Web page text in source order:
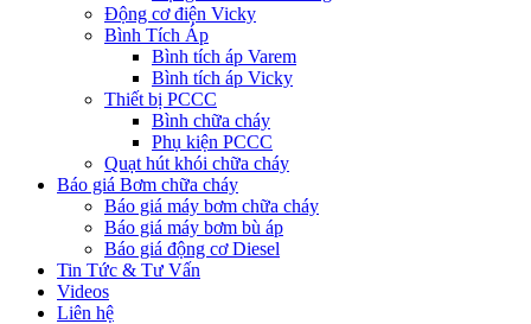
Động cơ điện Vicky
Bình Tích Áp
Bình tích áp Varem
Bình tích áp Vicky
Thiết bị PCCC
Bình chữa cháy
Phụ kiện PCCC
Quạt hút khói chữa cháy
Báo giá Bơm chữa cháy
Báo giá máy bơm chữa cháy
Báo giá máy bơm bù áp
Báo giá động cơ Diesel
Tin Tức & Tư Vấn
Videos
Liên hệ